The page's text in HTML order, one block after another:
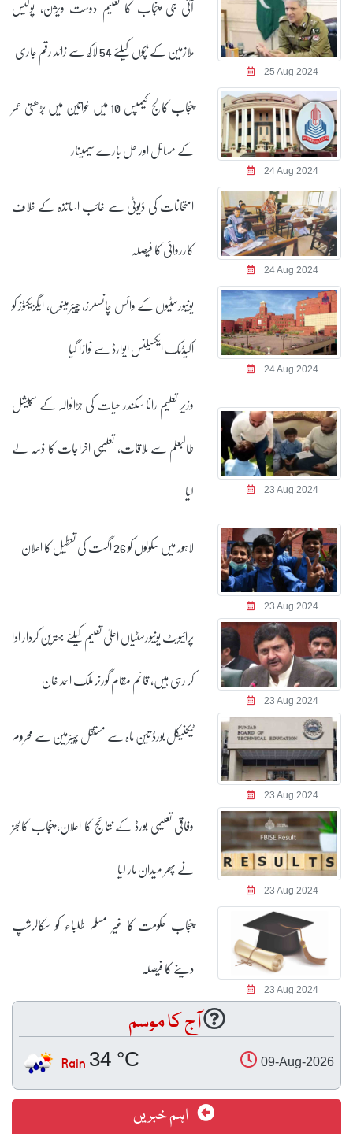
25 Aug 2024
آئی جی پنجاب کا تعلیم دوست ویژن، پولیس
ملازمین کے بچوں کیلئے 54 لاکھ سے زائد رقم جاری
24 Aug 2024
پنجاب کالج کیمپس 10 میں خواتین میں بڑھتی عمر
کے مسائل اور حل بارے سیمینار
24 Aug 2024
امتحانات کی ڈیوٹی سے غائب اساتذہ کے خلاف
کارروائی کا فیصلہ
24 Aug 2024
یونیورسٹیوں کے وائس چانسلرز، چیئرمینوں، ایگزیکٹوز کو
اکیڈمک ایکسیلنس ایوارڈ سے نوازا گیا
23 Aug 2024
وزیر تعلیم رانا سکندر حیات کی جڑانوالہ کے سپیشل
طالبعلم سے ملاقات، تعلیمی اخراجات کا ذمہ لے
لیا
23 Aug 2024
لاہور میں سکولوں کو 26 اگست کی تعطیل کا اعلان
23 Aug 2024
پرائیویٹ یونیورسٹیاں اعلیٰ تعلیم کیلئے بہترین کردار ادا
کر رہی ہیں، قائم مقام گورنر ملک احمد خان
23 Aug 2024
ٹیکنیکل بورڈ تین ماہ سے مستقل چیئرمین سے محروم
23 Aug 2024
وفاقی تعلیمی بورڈ کے نتائج کا اعلان، پنجاب کالجز
نے پھر میدان مار لیا
23 Aug 2024
پنجاب حکومت کا غیر مسلم طلباء کو سکالرشپ
دینے کا فیصلہ
آج کا موسم
09-Aug-2026
34 °C
Rain
اہم خبریں